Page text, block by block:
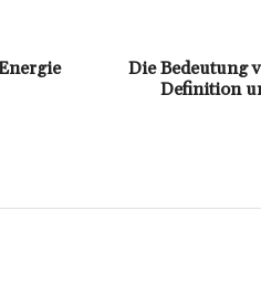
Die Bedeutung
Definition